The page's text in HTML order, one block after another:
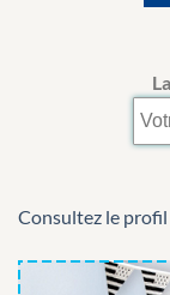
Consultez le